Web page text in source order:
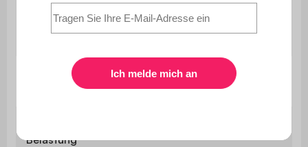
Abstand
zwischen den
Füßen / Beinen
84 / 76 cm
Höhe unter
dem Tisch
65 cm
Belastung